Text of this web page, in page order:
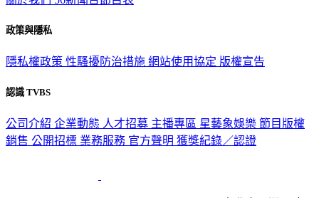
政策與隱私
隱私權政策 性騷擾防治措施 網站使用協定 版權宣告
認識 TVBS
公司介紹 企業動態 人才招募 主播專區 星藝象娛樂 節目版權
銷售 公開招標 業務服務 官方聲明 獲獎紀錄／認證